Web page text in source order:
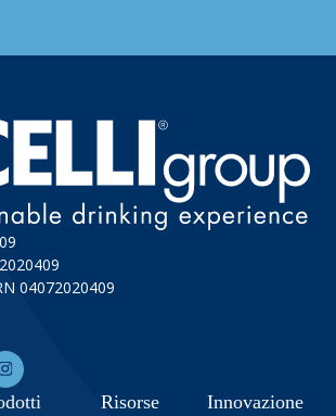
04072020409
Risorse Innovazione